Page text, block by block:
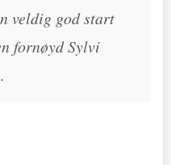
veldig god start
fornøyd Sylvi